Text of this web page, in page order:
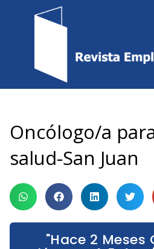
Oncólogo/a
salud-San Juan
"Hace 2 Meses